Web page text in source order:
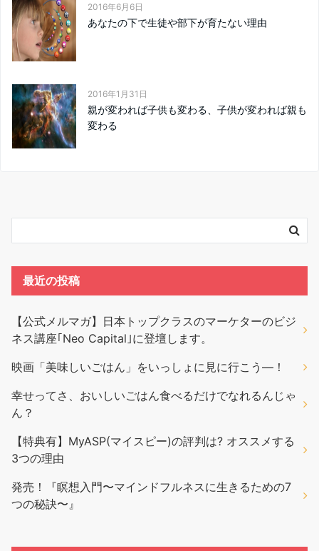
2016年6月6日
あなたの下で生徒や部下が育たない理由
2016年1月31日
親が変われば子供も変わる、子供が変われば親も
変わる
最近の投稿
【公式メルマガ】日本トップクラスのマーケターのビジ
ネス講座｢Neo Capital｣に登壇します。
映画「美味しいごはん」をいっしょに見に行こう―！
幸せってさ、おいしいごはん食べるだけでなれるんじゃ
ん？
【特典有】MyASP(マイスピー)の評判は? オススメする
3つの理由
発売！『瞑想入門〜マインドフルネスに生きるための7
つの秘訣〜』